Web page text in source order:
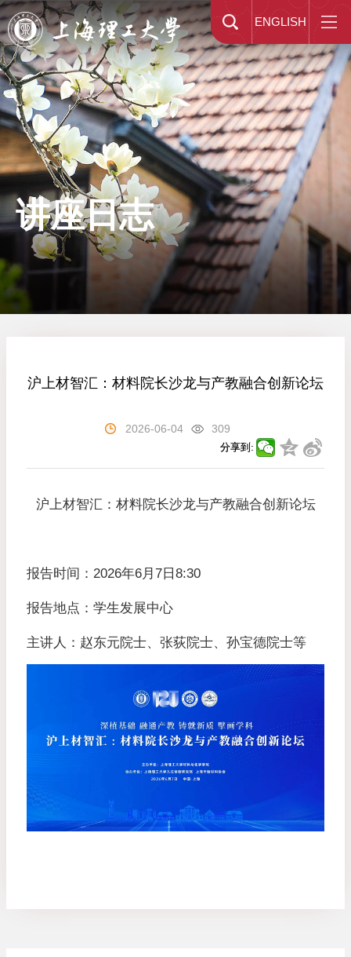
ENGLISH
讲座日志
沪上材智汇：材料院长沙龙与产教融合创新论坛
2026-06-04 309
分享到:
沪上材智汇：材料院长沙龙与产教融合创新论坛
报告时间：2026年6月7日8:30
报告地点：学生发展中心
主讲人：赵东元院士、张荻院士、孙宝德院士等